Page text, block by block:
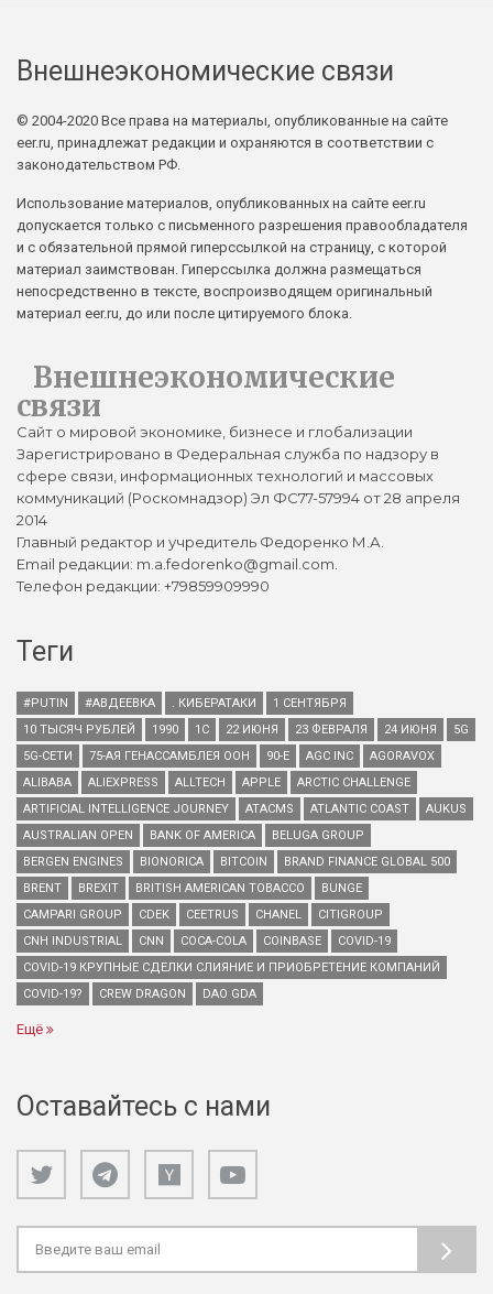
Внешнеэкономические связи
© 2004-2020 Все права на материалы, опубликованные на сайте
eer.ru, принадлежат редакции и охраняются в соответствии с
законодательством РФ.
Использование материалов, опубликованных на сайте eer.ru
допускается только с письменного разрешения правообладателя
и с обязательной прямой гиперссылкой на страницу, с которой
материал заимствован. Гиперссылка должна размещаться
непосредственно в тексте, воспроизводящем оригинальный
материал eer.ru, до или после цитируемого блока.
Внешнеэкономические
связи
Сайт о мировой экономике, бизнесе и глобализации
Зарегистрировано в Федеральная служба по надзору в
сфере связи, информационных технологий и массовых
коммуникаций (Роскомнадзор) Эл ФС77-57994 от 28 апреля
2014
Главный редактор и учредитель Федоренко М.А.
Email редакции: m.a.fedorenko@gmail.com.
Телефон редакции: +79859909990
Теги
#PUTIN #АВДЕЕВКА . КИБЕРАТАКИ
1 СЕНТЯБРЯ
10 ТЫСЯЧ РУБЛЕЙ
1990 1С 22 ИЮНЯ 23 ФЕВРАЛЯ 24 ИЮНЯ
5G
5G-СЕТИ
75-АЯ ГЕНАССАМБЛЕЯ ООН 90-Е AGC INC
AGORAVOX
ALIBABA
ALIEXPRESS ALLTECH APPLE
ARCTIC CHALLENGE
ARTIFICIAL INTELLIGENCE JOURNEY
ATACMS ATLANTIC COAST
AUKUS
AUSTRALIAN OPEN
BANK OF AMERICA
BELUGA GROUP
BERGEN ENGINES
BIONORICA BITCOIN
BRAND FINANCE GLOBAL 500
BRENT
BREXIT BRITISH AMERICAN TOBACCO
BUNGE
CAMPARI GROUP
CDEK CEETRUS CHANEL
CITIGROUP
CNH INDUSTRIAL
CNN COCA-COLA COINBASE
COVID-19
COVID-19 КРУПНЫЕ СДЕЛКИ СЛИЯНИЕ И ПРИОБРЕТЕНИЕ КОМПАНИЙ
COVID-19?
CREW DRAGON DAO GDA
Ещё
Оставайтесь с нами